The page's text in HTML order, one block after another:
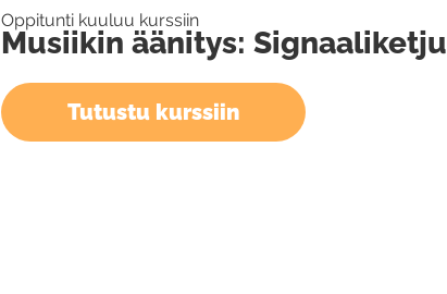
Oppitunti kuuluu kurssiin
Musiikin äänitys: Signaaliketju
Tutustu kurssiin